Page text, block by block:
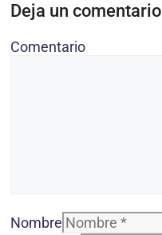
Deja un comentario
Comentario
Nombre